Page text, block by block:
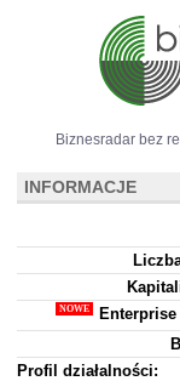
Biznesradar bez
INFORMACJE
Enterprise
Profil działalności: